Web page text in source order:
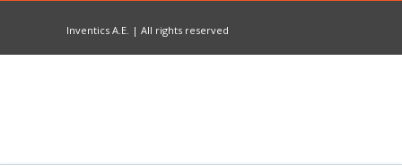
Inventics A.E. | All rights reserved